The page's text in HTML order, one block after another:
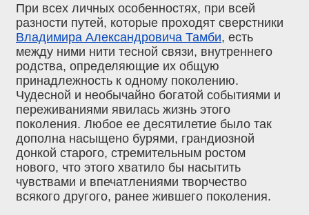
При всех личных особенностях, при всей
разности путей, которые проходят сверстники
Владимира Александровича Тамби, есть
между ними нити тесной связи, внутреннего
родства, определяющие их общую
принадлежность к одному поколению.
Чудесной и необычайно богатой событиями и
переживаниями явилась жизнь этого
поколения. Любое ее десятилетие было так
дополна насыщено бурями, грандиозной
донкой старого, стремительным ростом
нового, что этого хватило бы насытить
чувствами и впечатлениями творчество
всякого другого, ранее жившего поколения.